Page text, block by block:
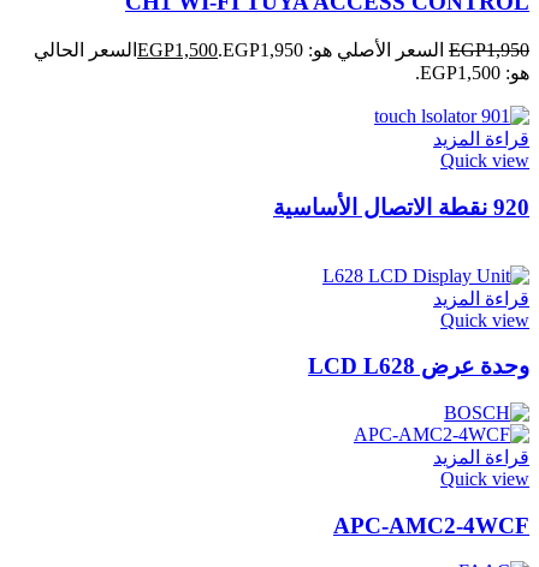
EGP1,950 السعر الأصلي هو: EGP1,950. EGP1,500
السعر الحالي
هو: EGP1,500.
قراءة المزيد
Quick view
920 نقطة الاتصال الأساسية
قراءة المزيد
Quick view
وحدة عرض LCD L628
قراءة المزيد
Quick view
APC-AMC2-4WCF